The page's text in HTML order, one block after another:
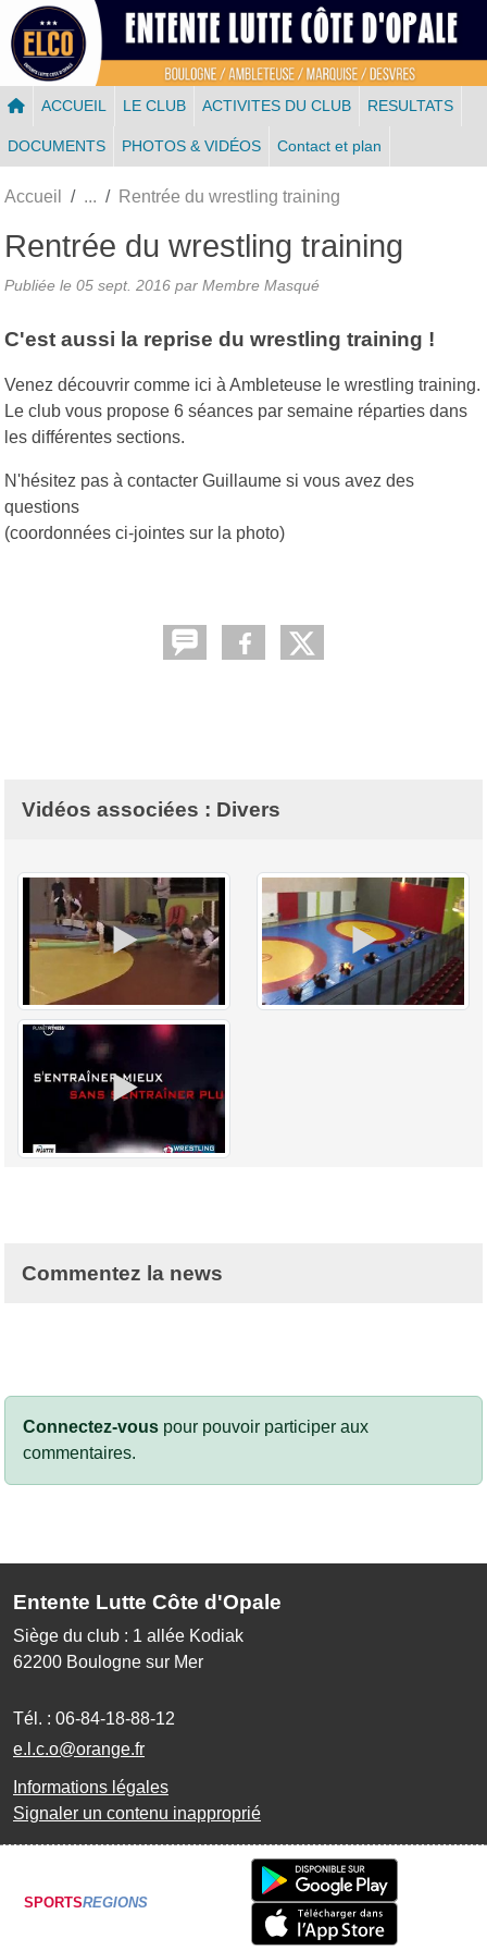
ACCUEIL LE CLUB ACTIVITES DU CLUB RESULTATS
DOCUMENTS PHOTOS & VIDÉOS Contact et plan
Accueil Rentrée du wrestling training
Rentrée du wrestling training
Publiée le 05 sept. 2016 par Membre Masqué
C'est aussi la reprise du wrestling training !
Venez découvrir comme ici à Ambleteuse le wrestling training.
Le club vous propose 6 séances par semaine réparties dans
les différentes sections.
N'hésitez pas à contacter Guillaume si vous avez des
questions
(coordonnées ci-jointes sur la photo)
Vidéos associées : Divers
Commentez la news
Connectez-vous pour pouvoir participer aux
commentaires.
Entente Lutte Côte d'Opale
Siège du club : 1 allée Kodiak
62200 Boulogne sur Mer
Tél. : 06-84-18-88-12
e.l.c.o@orange.fr
Informations légales
Signaler un contenu inapproprié
SPORTSREGIONS
Panneau de gestion des cookies